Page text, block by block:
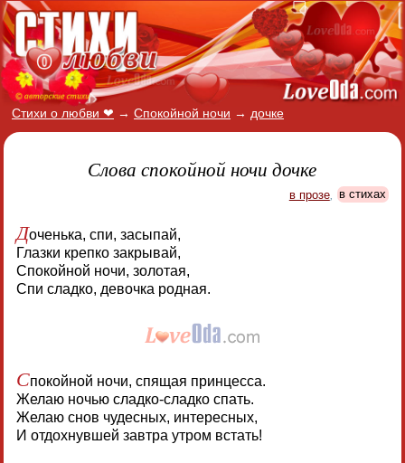
Стихи о любви ❤ → Спокойной ночи → дочке
Слова спокойной ночи дочке
в прозе, в стихах
Доченька, спи, засыпай,
Глазки крепко закрывай,
Спокойной ночи, золотая,
Спи сладко, девочка родная.
Спокойной ночи, спящая принцесса.
Желаю ночью сладко-сладко спать.
Желаю снов чудесных, интересных,
И отдохнувшей завтра утром встать!